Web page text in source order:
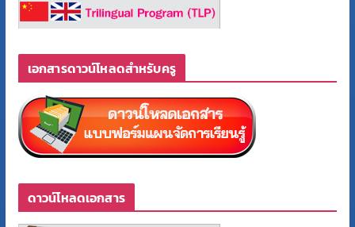
เอกสารดาวน์โหลดสำหรับครู
ดาวน์โหลดเอกสาร